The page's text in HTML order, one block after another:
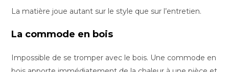
La matière joue autant sur le style que sur l’entretien.
La commode en bois
Impossible de se tromper avec le bois. Une commode en